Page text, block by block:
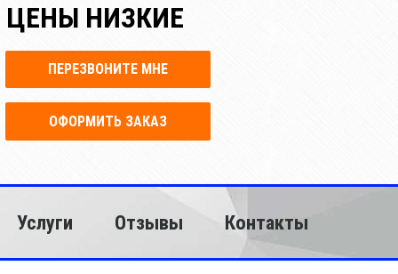
ЦЕНЫ НИЗКИЕ
ПЕРЕЗВОНИТЕ МНЕ
ОФОРМИТЬ ЗАКАЗ
Услуги Отзывы Контакты